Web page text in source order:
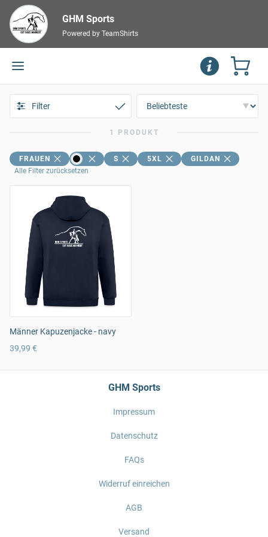
GHM Sports
Powered by TeamShirts
Filter
1 PRODUKT
FRAUEN S 5XL
GILDAN
Alle Filter zurücksetzen
Männer Kapuzenjacke - navy
39,99 €
GHM Sports
Impressum
Datenschutz
FAQs
Widerruf einreichen
AGB
Versand